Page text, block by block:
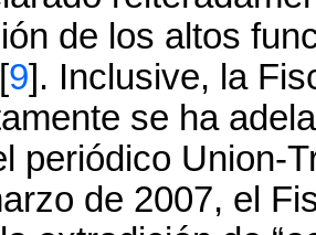
de los altos
9]. Inclusive, la
se ha
periódico Union-
de 2007, el